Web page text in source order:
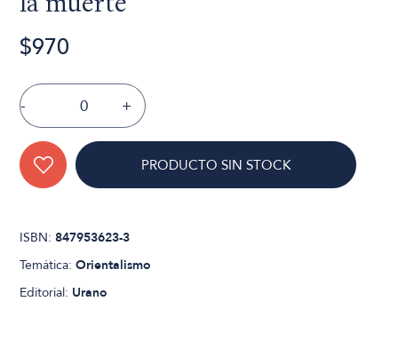
la muerte
$970
- +
PRODUCTO SIN STOCK
ISBN:847953623-3
Temática:Orientalismo
Editorial: Urano